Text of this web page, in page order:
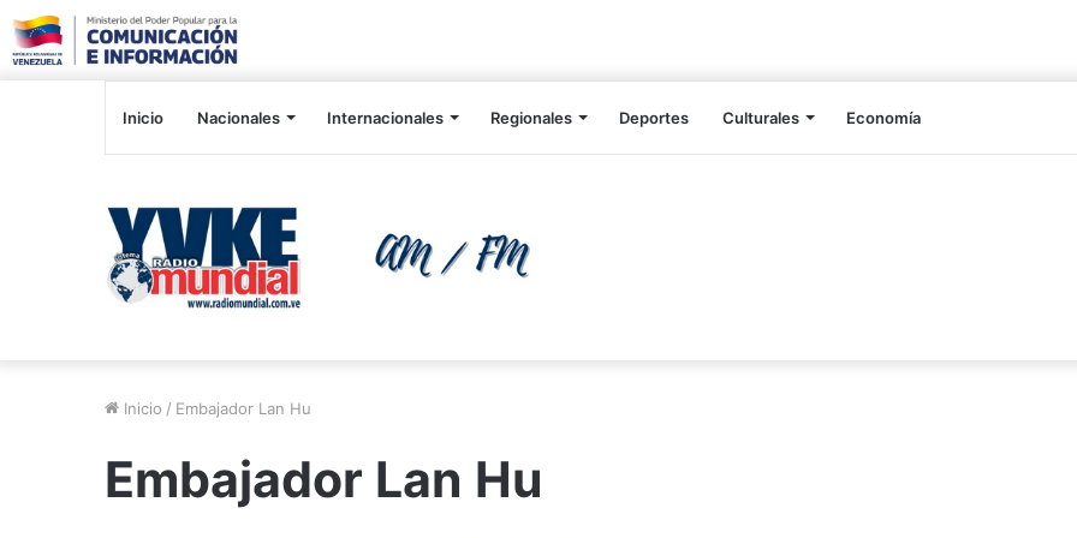
Inicio Nacionales Internacionales Regionales Deportes Culturales Economía
Inicio / Embajador Lan Hu
Embajador Lan Hu